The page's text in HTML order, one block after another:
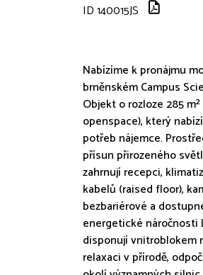
ID 140015JS
Nabízíme k pronájmu
brněnském Campus
Objekt o rozloze 285
openspace), který
potřeb nájemce.
přísun přirozeného
zahrnují recepci,
kabelů (raised floor),
bezbariérové a
energetické náročnosti
disponují vnitroblokem
relaxaci v přírodě,